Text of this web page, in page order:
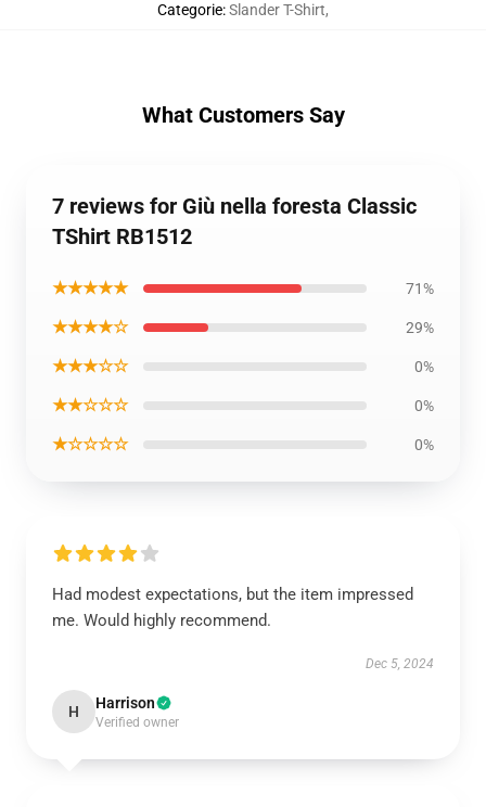
Categorie:Slander T-Shirt,
What Customers Say
7 reviews for Giù nella foresta Classic
TShirt RB1512
★★★★★ 71%
★★★★☆ 29%
★★★☆☆ 0%
★★☆☆☆ 0%
★☆☆☆☆ 0%
Had modest expectations, but the item impressed
me. Would highly recommend.
Dec 5, 2024
H Harrison
Verified owner